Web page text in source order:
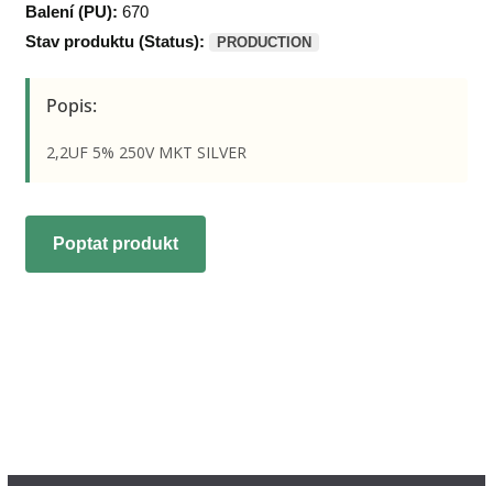
Balení (PU): 670
Stav produktu (Status):
PRODUCTION
Popis:
2,2UF 5% 250V MKT SILVER
Poptat produkt